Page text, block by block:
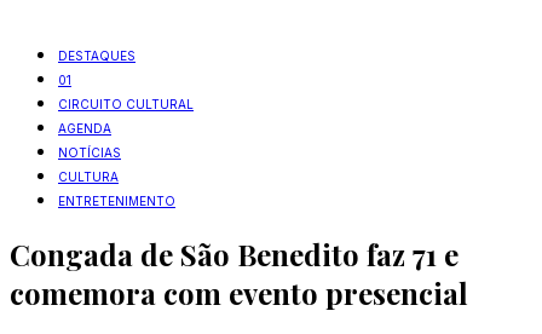
DESTAQUES
01
CIRCUITO CULTURAL
AGENDA
NOTÍCIAS
CULTURA
ENTRETENIMENTO
Congada de São Benedito faz 71 e
comemora com evento presencial